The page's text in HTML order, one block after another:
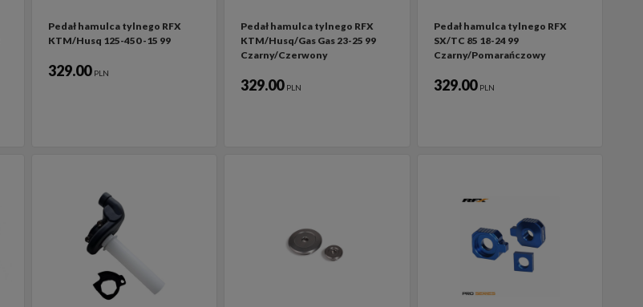
Pedał hamulca tylnego RFX
KTM/Husq 125-450 -15 99
329.00 PLN
Pedał hamulca tylnego RFX
KTM/Husq/Gas Gas 23-25 99
Czarny/Czerwony
329.00 PLN
Pedał hamulca tylnego RFX
SX/TC 85 18-24 99
Czarny/Pomarańczowy
329.00 PLN